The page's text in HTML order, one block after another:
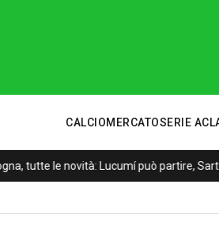
CALCIOMERCATOSERIE A
tutte le novità: Lucumí può partire,